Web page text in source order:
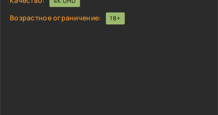
Возрастное ограничение: 18+